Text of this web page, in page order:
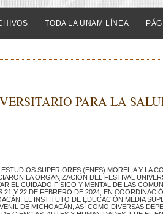
TODA LA UNAM LÍNEA
PARA LA
SUPERIORES (ENES) MORELIA Y LA
LA ORGANIZACIÓN DEL FESTIVAL
EL CUIDADO FÍSICO Y MENTAL DE LAS
Y 22 DE FEBRERO DE 2024, EN
EL INSTITUTO DE EDUCACIÓN MEDIA
DE MICHOACÁN, ASÍ COMO DIVERSAS